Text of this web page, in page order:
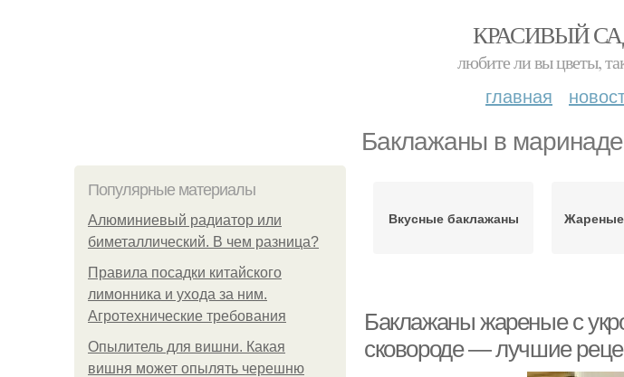
КРАСИВЫЙ
любите ли вы цветы,
главная
Баклажаны в маринаде
Популярные материалы
Алюминиевый радиатор или
биметаллический. В чем разница?
Правила посадки китайского
лимонника и ухода за ним.
Агротехнические требования
Опылитель для вишни. Какая
вишня может опылять черешню
Вкусные баклажаны
Баклажаны жареные с
сковороде — лучшие